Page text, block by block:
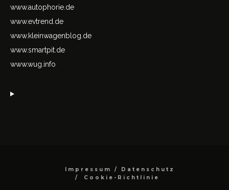
www.autophorie.de
www.evtrend.de
www.kleinwagenblog.de
www.smartpit.de
www.wug.info
Impressum / Datenschutz
Cookie-Richtlinie